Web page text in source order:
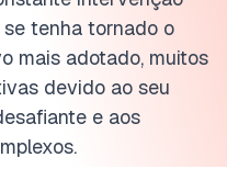
se tenha tornado o
mais adotado, muitos
devido ao seu
e aos